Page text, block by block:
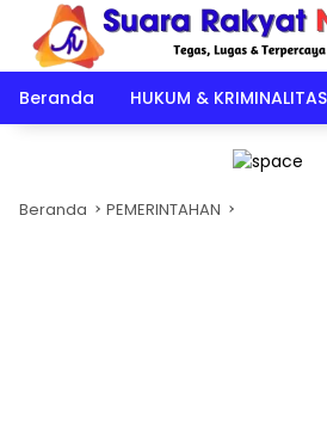
Langsung
konten
Beranda
HUKUM & KRIMINALITAS
Beranda PEMERINTAHAN